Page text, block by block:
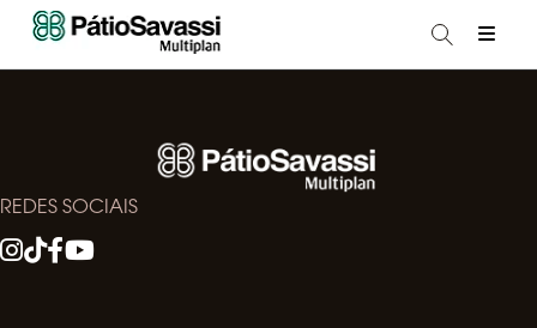
REDES SOCIAIS